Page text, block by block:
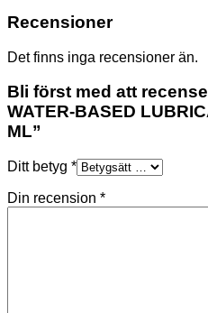
Recensioner
Det finns inga recensioner än.
Bli först med att
WATER-BASED
ML”
Ditt betyg *
Din recension *